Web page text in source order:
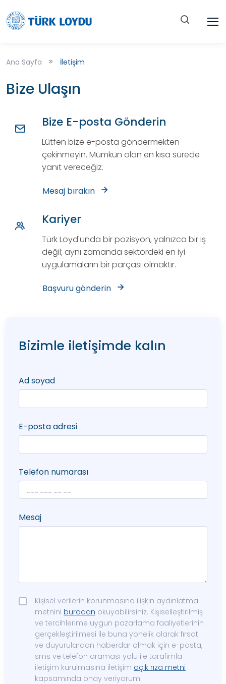
Ana Sayfa İletişim
Bize Ulaşın
Bize E-posta Gönderin
Lütfen bize e-posta göndermekten
çekinmeyin. Mümkün olan en kısa sürede
yanıt vereceğiz.
Mesaj bırakın
Kariyer
Türk Loyd'unda bir pozisyon, yalnızca bir iş
değil; aynı zamanda sektördeki en iyi
uygulamaların bir parçası olmaktır.
Başvuru gönderin
Bizimle iletişimde kalın
Ad soyad
E-posta adresi
Telefon numarası
Mesaj
Kişisel verilerin korunmasına ilişkin aydınlatma
metnini buradan okuyabilirsiniz. Kişiselleştirilmiş
ve tercihlerime uygun pazarlama faaliyetlerinin
gerçekleştirilmesi ile buna yönelik olarak fırsat
ve duyurulardan haberdar olmak için e-posta,
sms ve telefon araması yolu ile tarafımla
iletişim kurulmasına iletişim açık rıza metni
kapsamında onay veriyorum.